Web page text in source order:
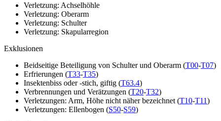
Verletzung: Achselhöhle
Verletzung: Oberarm
Verletzung: Schulter
Verletzung: Skapularregion
Exklusionen
Beidseitige Beteiligung von Schulter und Oberarm (T00-T07)
Erfrierungen (T33-T35)
Insektenbiss oder -stich, giftig (T63.4)
Verbrennungen und Verätzungen (T20-T32)
Verletzungen: Arm, Höhe nicht näher bezeichnet (T10-T11)
Verletzungen: Ellenbogen (S50-S59)